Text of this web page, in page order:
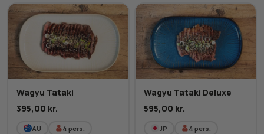
Wagyu Tataki
395,00 kr.
AU 4 pers.
Wagyu Tataki Deluxe
595,00 kr.
JP 4 pers.